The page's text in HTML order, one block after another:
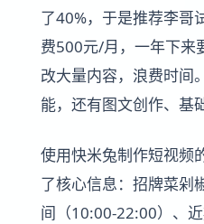
了40%，于是推荐李哥
费500元/月，一年下来
改大量内容，浪费时间
能，还有图文创作、基
使用快米兔制作短视频
了核心信息：招牌菜剁
间（10:00-22:00）、